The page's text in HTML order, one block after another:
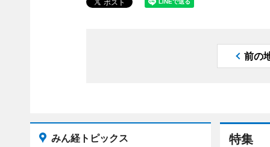
前の
特集
みん経トピックス